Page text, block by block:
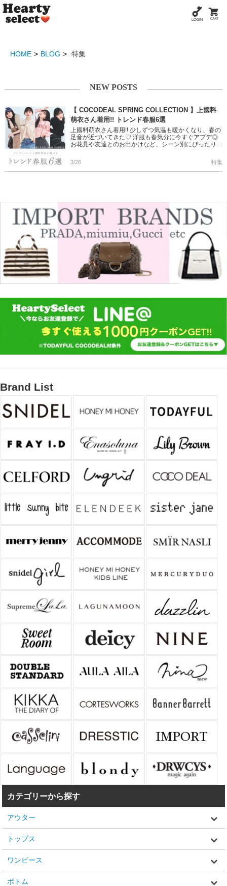
HOME BLOG 特集
NEW POSTS
【 COCODEAL SPRING COLLECTION 】上國料
萌衣さん着用!! トレンド春服6選
上國料萌衣さん着用!! 少しずつ気温も暖かくなり、春の
足音が近づいてきた♡ 洋服も春気分に今すぐアプデ◎
お花見や友達とのお出かけなど、シーン別にぴったりな
＞COCOD […]
3/26 特集
Brand List
カテゴリーから探す
アウター
トップス
ワンピース
ボトム